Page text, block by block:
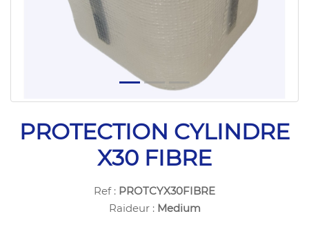
PROTECTION CYLINDRE
X30 FIBRE
Ref : PROTCYX30FIBRE
Raideur : Medium